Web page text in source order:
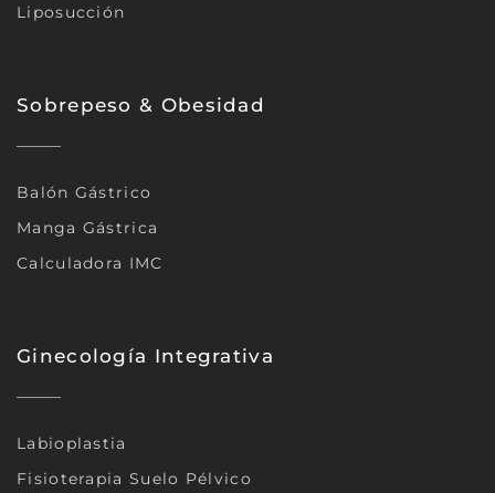
Liposucción
Sobrepeso & Obesidad
Balón Gástrico
Manga Gástrica
Calculadora IMC
Ginecología Integrativa
Labioplastia
Fisioterapia Suelo Pélvico